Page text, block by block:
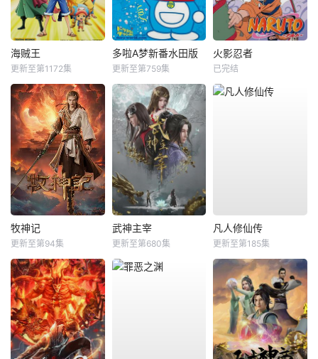
海贼王
更新至第1172集
多啦A梦新番水田版
更新至第759集
火影忍者
已完结
牧神记
更新至第94集
武神主宰
更新至第680集
凡人修仙传
更新至第185集